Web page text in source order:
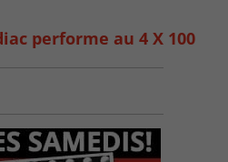
performe au 4 X 100